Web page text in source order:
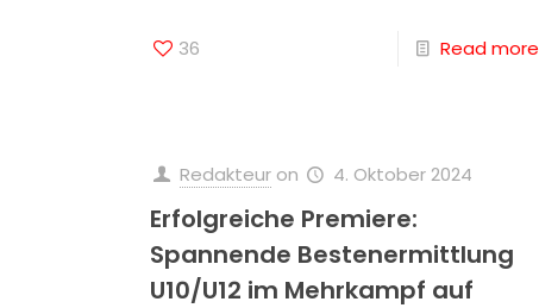
36 Read more
Redakteur on 4. Oktober 2024
Erfolgreiche Premiere:
Spannende Bestenermittlung
U10/U12 im Mehrkampf auf